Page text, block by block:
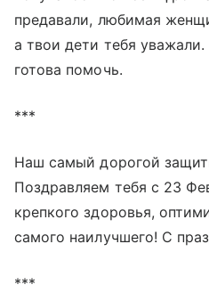
предавали, любимая
а твои дети тебя
готова помочь.
***
Наш самый дорогой
Поздравляем тебя с 23
крепкого здоровья,
самого наилучшего! С
***